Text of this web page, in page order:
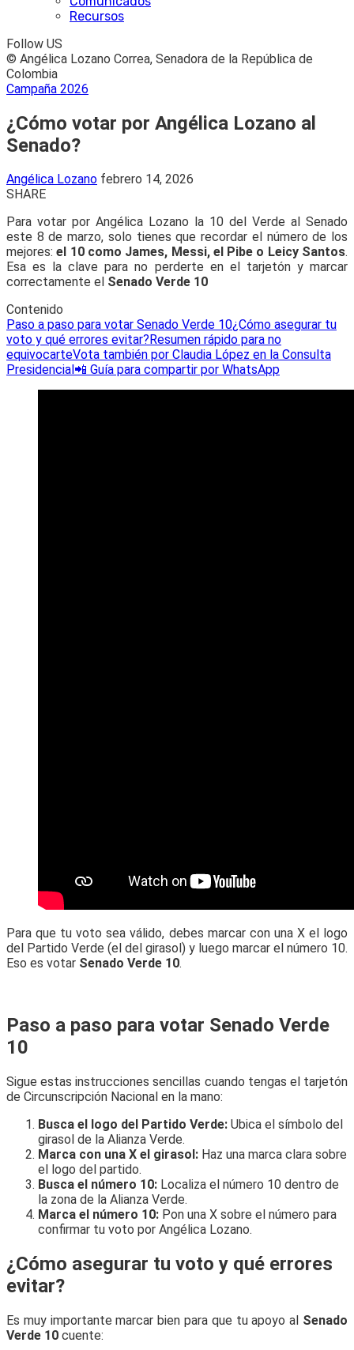
Recursos
Follow US
© Angélica Lozano Correa, Senadora de la República de
Colombia
Campaña 2026
¿Cómo votar por Angélica Lozano al
Senado?
Angélica Lozano febrero 14, 2026
SHARE
Para votar por Angélica Lozano la 10 del Verde al Senado
este 8 de marzo, solo tienes que recordar el número de los
mejores:el 10 como James, Messi, el Pibe o Leicy Santos.
Esa es la clave para no perderte en el tarjetón y marcar
correctamente el Senado Verde 10
Contenido
Paso a paso para votar Senado Verde 10¿Cómo asegurar tu
voto y qué errores evitar? Resumen rápido para no
equivocarteVota también por Claudia López en la Consulta
Presidencial 📲 Guía para compartir por WhatsApp
Para que tu voto sea válido, debes marcar con una X el logo
del Partido Verde (el del girasol) y luego marcar el número 10.
Eso es votar Senado Verde 10.
Paso a paso para votar Senado Verde
10
Sigue estas instrucciones sencillas cuando tengas el tarjetón
de Circunscripción Nacional en la mano:
Busca el logo del Partido Verde: Ubica el símbolo del
girasol de la Alianza Verde.
Marca con una X el girasol: Haz una marca clara sobre
el logo del partido.
Busca el número 10: Localiza el número 10 dentro de
la zona de la Alianza Verde.
Marca el número 10: Pon una X sobre el número para
confirmar tu voto por Angélica Lozano.
¿Cómo asegurar tu voto y qué errores
evitar?
Es muy importante marcar bien para que tu apoyo al Senado
Verde 10 cuente: